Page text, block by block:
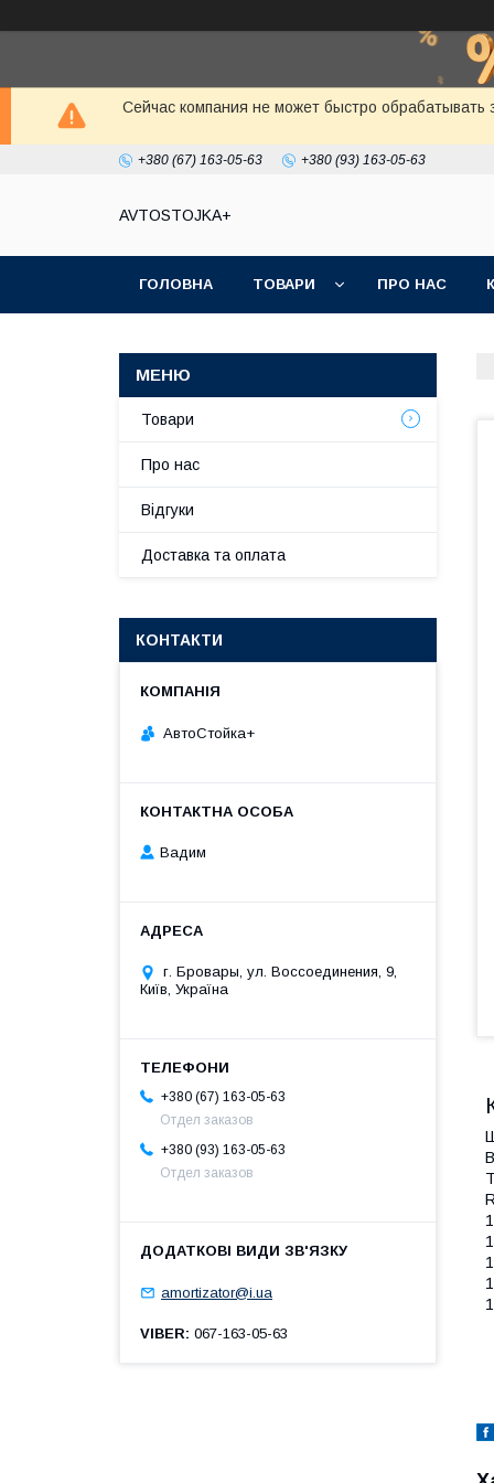
Сейчас компания не может быстро
+380 (67) 163-05-63 +380 (93) 163-05-63
AVTOSTOJKA+
ГОЛОВНА ТОВАРИ ПРО НАС
Товари
Про нас
Відгуки
Доставка та оплата
КОНТАКТИ
АвтоСтойка+
Вадим
г. Бровары, ул. Воссоединения, 9,
Київ, Україна
+380 (67) 163-05-63
Отдел заказов
+380 (93) 163-05-63
Отдел заказов
amortizator@i.ua
VIBER 067-163-05-63